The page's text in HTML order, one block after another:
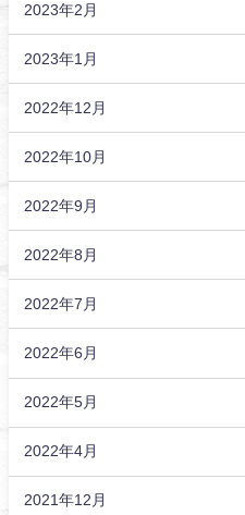
2023年2月
2023年1月
2022年12月
2022年10月
2022年9月
2022年8月
2022年7月
2022年6月
2022年5月
2022年4月
2021年12月